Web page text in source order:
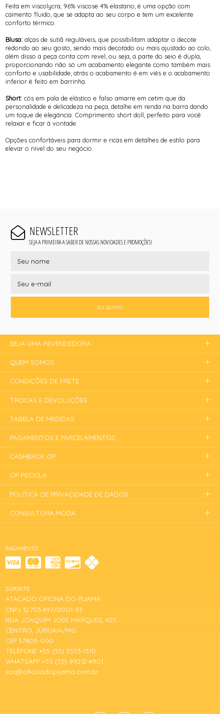
Feita em viscolycra, 96% viscose 4% elastano, é uma opção com
caimento fluido, que se adapta ao seu corpo e tem um excelente
conforto térmico.
Blusa: alças de sutiã reguláveis, que possibilitam adaptar o decote
redondo ao seu gosto, sendo mais decotado ou mais ajustado ao colo,
além disso a peça conta com revel, ou seja, a parte do seio é dupla,
proporcionando não só um acabamento elegante como também mais
conforto e usabilidade, atrás o acabamento é em viés e o acabamento
inferior é feito em barrinha.
Short: cós em pala de elástico e falso amarre em cetim que da
personalidade e delicadeza na peça, detalhe em renda na barra dando
um toque de elegância. Comprimento short doll, perfeito para você
relaxar e ficar à vontade.
Opções confortáveis para dormir e ricas em detalhes de estilo para
elevar o nível do seu negócio.
NEWSLETTER
SEJA A PRIMEIRA A SABER DE NOSSAS NOVIDADES E PROMOÇÕES!
EU QUERO
PAGAMENTO
SUPORTE
ATACADO OFICINA DO PIJAMA
CNPJ 12.703.497/0001-93
RUA JOAQUIM JOSE MARQUES, 425
CENTRO, JURUAIA/MG
CEP 37805-000
TELEFONE +55 (35) 3553-1310
WHATSAPP +55 (35) 99212-4901
sac@oficinadopijama.com.br
SEJA UMA REVENDEDORA
QUEM SOMOS
CONDIÇÕES DE FRETE
TROCAS E DEVOLUÇÕES
TABELA DE MEDIDAS
PAGAMENTOS E PARCELAMENTOS
CASHBACK OP
OP RECICLA
POLÍTICA DE PRIVACIDADE DE DADOS
CONSULTORA.MODA